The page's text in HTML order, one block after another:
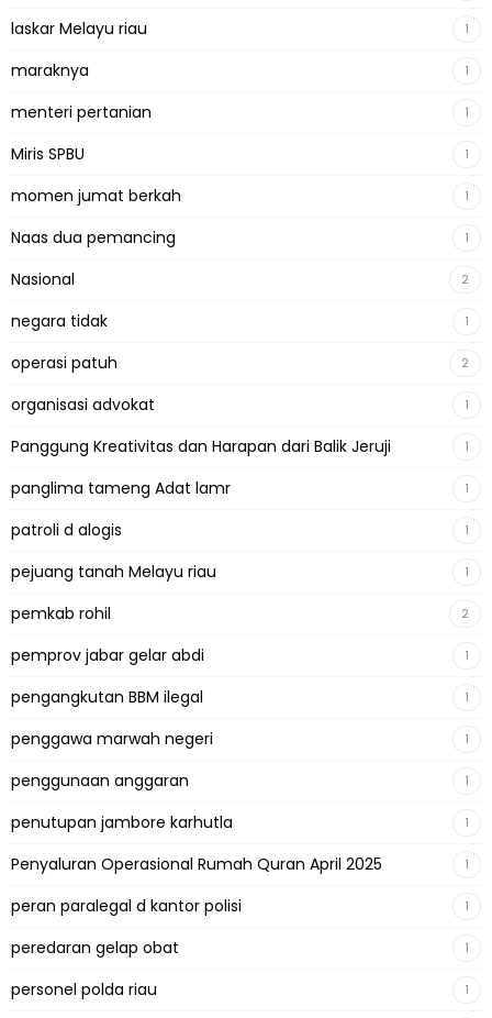
laskar Melayu riau 1
maraknya 1
menteri pertanian 1
Miris SPBU 1
momen jumat berkah 1
Naas dua pemancing 1
Nasional 2
negara tidak 1
operasi patuh 2
organisasi advokat 1
Panggung Kreativitas dan Harapan dari Balik Jeruji 1
panglima tameng Adat lamr 1
patroli d alogis 1
pejuang tanah Melayu riau 1
pemkab rohil 2
pemprov jabar gelar abdi 1
pengangkutan BBM ilegal 1
penggawa marwah negeri 1
penggunaan anggaran 1
penutupan jambore karhutla 1
Penyaluran Operasional Rumah Quran April 2025 1
peran paralegal d kantor polisi 1
peredaran gelap obat 1
personel polda riau 1